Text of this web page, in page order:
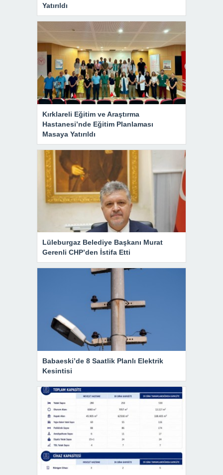
Yatırıldı
Kırklareli Eğitim ve Araştırma
Hastanesi’nde Eğitim Planlaması
Masaya Yatırıldı
Lüleburgaz Belediye Başkanı Murat
Gerenli CHP’den İstifa Etti
Babaeski’de 8 Saatlik Planlı Elektrik
Kesintisi